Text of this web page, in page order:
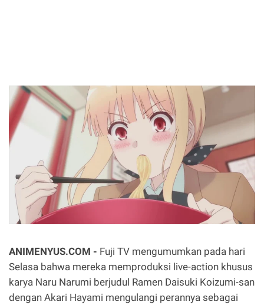
ANIMENYUS.COM - Fuji TV mengumumkan pada hari
Selasa bahwa mereka memproduksi live-action khusus
karya Naru Narumi berjudul Ramen Daisuki Koizumi-san
dengan Akari Hayami mengulangi perannya sebagai